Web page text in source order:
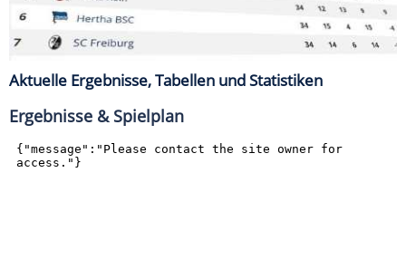
Aktuelle Ergebnisse, Tabellen und Statistiken
Ergebnisse & Spielplan